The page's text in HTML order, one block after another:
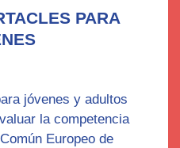
PARA
jóvenes y adultos
la competencia
Europeo de